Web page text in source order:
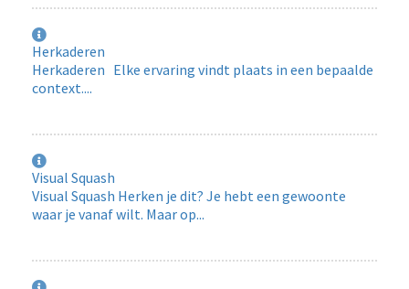
Herkaderen
Herkaderen Elke ervaring vindt plaats in een bepaalde
context....
Visual Squash
Visual Squash Herken je dit? Je hebt een gewoonte
waar je vanaf wilt. Maar op...